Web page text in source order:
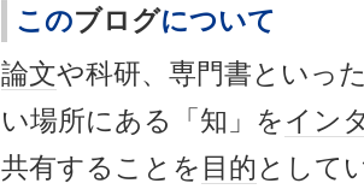
このブログについて
論文や科研、専門書といっ
い場所にある「知」をイン
共有することを 目的 として